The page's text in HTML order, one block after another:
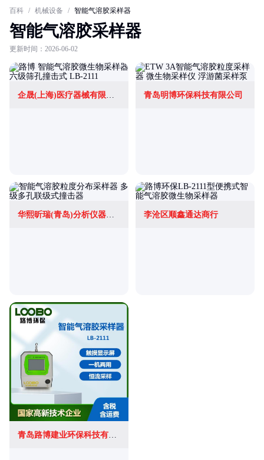
百科 / 机械设备 / 智能气溶胶采样器
智能气溶胶采样器
更新时间：2026-06-02
企晟(上海)医疗器械有限公司 青岛明博环保科技有限公司
华熙昕瑞(青岛)分析仪器有限公司 李沧区顺鑫通达商行